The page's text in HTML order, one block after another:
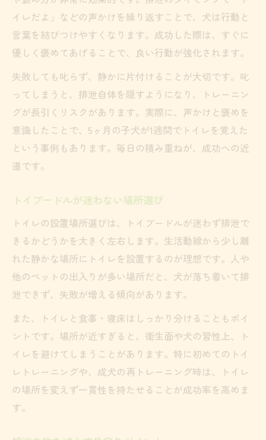
イレだよ」などの声かけを繰り返すことで、犬は行動と
言葉を結びつけやすくなります。成功した際は、すぐに
優しく褒めてあげることで、良い行動が強化されます。
失敗しても叱らず、静かに片付けることが大切です。叱
ってしまうと、排泄自体を隠すようになり、トレーニン
グが長引くリスクがあります。実際に、声かけと褒めを
意識したことで、5ヶ月の子犬が1週間でトイレを覚えた
という事例もあります。毎日の積み重ねが、成功への近
道です。
トイプードルが迷わない場所選び
トイレの設置場所選びは、トイプードルが迷わず排泄で
きるかどうかを大きく左右します。生活動線から少し離
れた静かな場所にトイレを設置するのが理想です。人や
他のペットの出入りが多い場所だと、犬が落ち着いて排
泄できず、失敗が増える傾向があります。
また、トイレと食事・寝床はしっかり分けることもポイ
ントです。場所が近すぎると、衛生面や犬の習性上、ト
イレを避けてしまうことがあります。特に初めてのトイ
レトレーニングや、成犬の再トレーニング時は、トイレ
の場所を変えず一貫性を持たせることが成功率を高めま
す。